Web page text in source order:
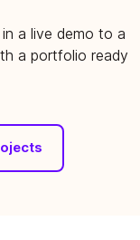
a live demo to a
a portfolio ready